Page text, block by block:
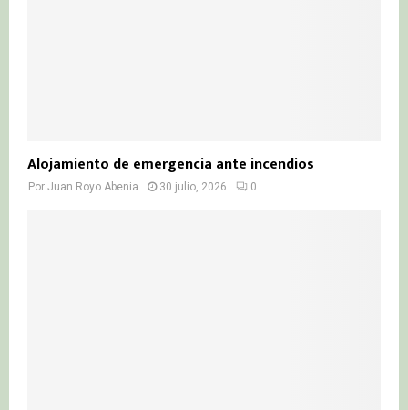
Alojamiento de emergencia ante incendios
Por Juan Royo Abenia 30 julio, 2026 0